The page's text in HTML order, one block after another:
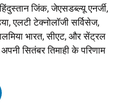
जिंक, जेएसडब्ल्यू एनर्जी,
एलटी टेक्नोलॉजी सर्विसेज,
भारत, सीएट, और सेंट्रल
सितंबर तिमाही के परिणाम